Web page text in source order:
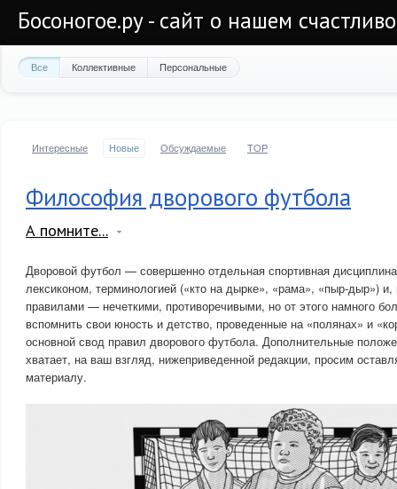
Босоногое.ру - сайт о нашем
Все Коллективные Персональные
Интересные Новые Обсуждаемые TOP
Философия дворового футбола
А помните...
Дворовой футбол — совершенно отдельная спортивная
лексиконом, терминологией («кто на дырке», «рама», «пыр-дыр»)
правилами — нечеткими, противоречивыми, но от этого намного
вспомнить свои юность и детство, проведенные на «полянах» и
основной свод правил дворового футбола. Дополнительные
хватает, на ваш взгляд, нижеприведенной редакции, просим
материалу.